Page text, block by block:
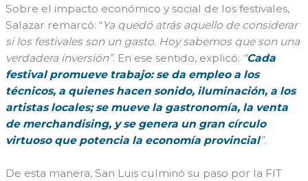
Sobre el impacto económico y social de los festivales,
Salazar remarcó: “Ya quedó atrás aquello de considerar
si los festivales son un gasto. Hoy sabemos que son una
verdadera inversión”. En ese sentido, explicó: “Cada
festival promueve trabajo: se da empleo a los
técnicos, a quienes hacen sonido, iluminación, a los
artistas locales; se mueve la gastronomía, la venta
de merchandising, y se genera un gran círculo
virtuoso que potencia la economía provincial”.
De esta manera, San Luis culminó su paso por la FIT